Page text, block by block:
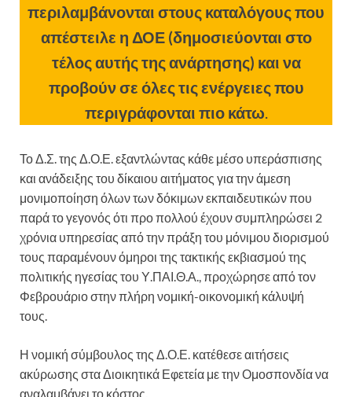
περιλαμβάνονται στους καταλόγους που
απέστειλε η ΔΟΕ (δημοσιεύονται στο
τέλος αυτής της ανάρτησης) και να
προβούν σε όλες τις ενέργειες που
περιγράφονται πιο κάτω.
Το Δ.Σ. της Δ.Ο.Ε. εξαντλώντας κάθε μέσο υπεράσπισης
και ανάδειξης του δίκαιου αιτήματος για την άμεση
μονιμοποίηση όλων των δόκιμων εκπαιδευτικών που
παρά το γεγονός ότι προ πολλού έχουν συμπληρώσει 2
χρόνια υπηρεσίας από την πράξη του μόνιμου διορισμού
τους παραμένουν όμηροι της τακτικής εκβιασμού της
πολιτικής ηγεσίας του Υ.ΠΑΙ.Θ.Α., προχώρησε από τον
Φεβρουάριο στην πλήρη νομική-οικονομική κάλυψή
τους.
Η νομική σύμβουλος της Δ.Ο.Ε. κατέθεσε αιτήσεις
ακύρωσης στα Διοικητικά Εφετεία με την Ομοσπονδία να
αναλαμβάνει το κόστος.